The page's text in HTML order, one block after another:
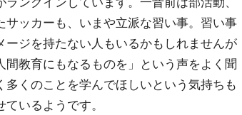
ッカーも、いまや立派な習い事。習い事
ージを持たない人もいるかもしれませんが
間教育にもなるものを」という声をよく聞
くのことを学んでほしいという気持ちも
いるようです。